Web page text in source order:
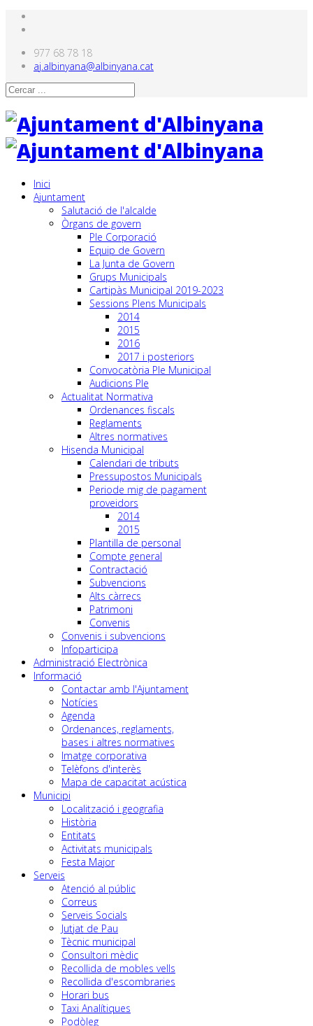
977 68 78 18
aj.albinyana@albinyana.cat
Inici
Ajuntament
Salutació de l'alcalde
Òrgans de govern
Ple Corporació
Equip de Govern
La Junta de Govern
Grups Municipals
Cartipàs Municipal 2019-2023
Sessions Plens Municipals
2014
2015
2016
2017 i posteriors
Convocatòria Ple Municipal
Audicions Ple
Actualitat Normativa
Ordenances fiscals
Reglaments
Altres normatives
Hisenda Municipal
Calendari de tributs
Pressupostos Municipals
Periode mig de pagament
proveidors
2014
2015
Plantilla de personal
Compte general
Contractació
Subvencions
Alts càrrecs
Patrimoni
Convenis
Convenis i subvencions
Infoparticipa
Administració Electrònica
Informació
Contactar amb l'Ajuntament
Notícies
Agenda
Ordenances, reglaments,
bases i altres normatives
Imatge corporativa
Telèfons d'interès
Mapa de capacitat acústica
Municipi
Localització i geografia
Història
Entitats
Activitats municipals
Festa Major
Serveis
Atenció al públic
Correus
Serveis Socials
Jutjat de Pau
Tècnic municipal
Consultori mèdic
Recollida de mobles vells
Recollida d'escombraries
Horari bus
Taxi Analítiques
Podòleg